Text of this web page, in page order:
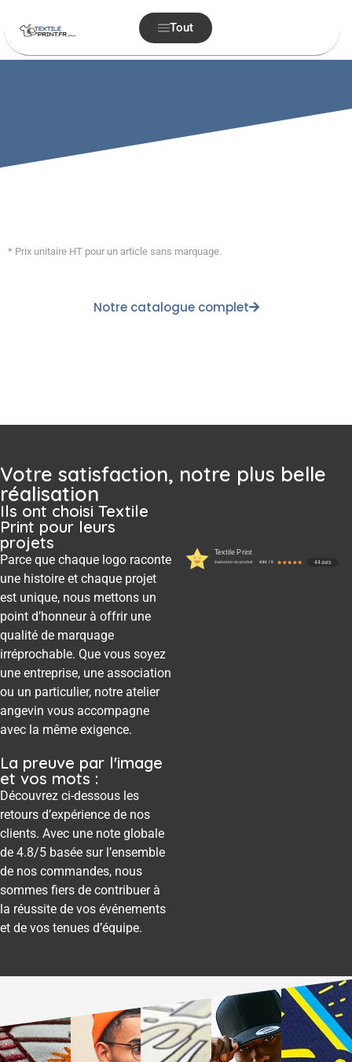
Tout
* Prix unitaire HT pour un article sans marquage.
Notre catalogue complet
Votre satisfaction, notre plus belle
réalisation
Ils ont choisi Textile
Print pour leurs
projets
Parce que chaque logo raconte
une histoire et chaque projet
est unique, nous mettons un
point d’honneur à offrir une
qualité de marquage
irréprochable. Que vous soyez
une entreprise, une association
ou un particulier, notre atelier
angevin vous accompagne
avec la même exigence.
La preuve par l'image
et vos mots :
Découvrez ci-dessous les
retours d’expérience de nos
clients. Avec une note globale
de 4.8/5 basée sur l’ensemble
de nos commandes, nous
sommes fiers de contribuer à
la réussite de vos événements
et de vos tenues d’équipe.
Textile Print
évaluation du produit 4.91 / 5 44 avis